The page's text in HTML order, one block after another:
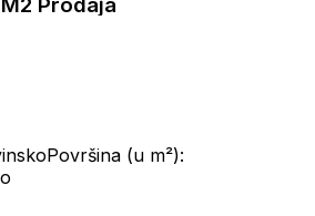
Površina (u m²):